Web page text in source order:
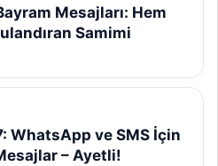
Mesajları: Hem
Samimi
WhatsApp ve SMS İçin
– Ayetli!